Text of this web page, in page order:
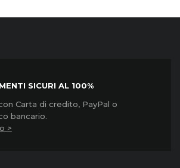
SICURI AL 100%
Carta di credito, PayPal o
bancario.
>